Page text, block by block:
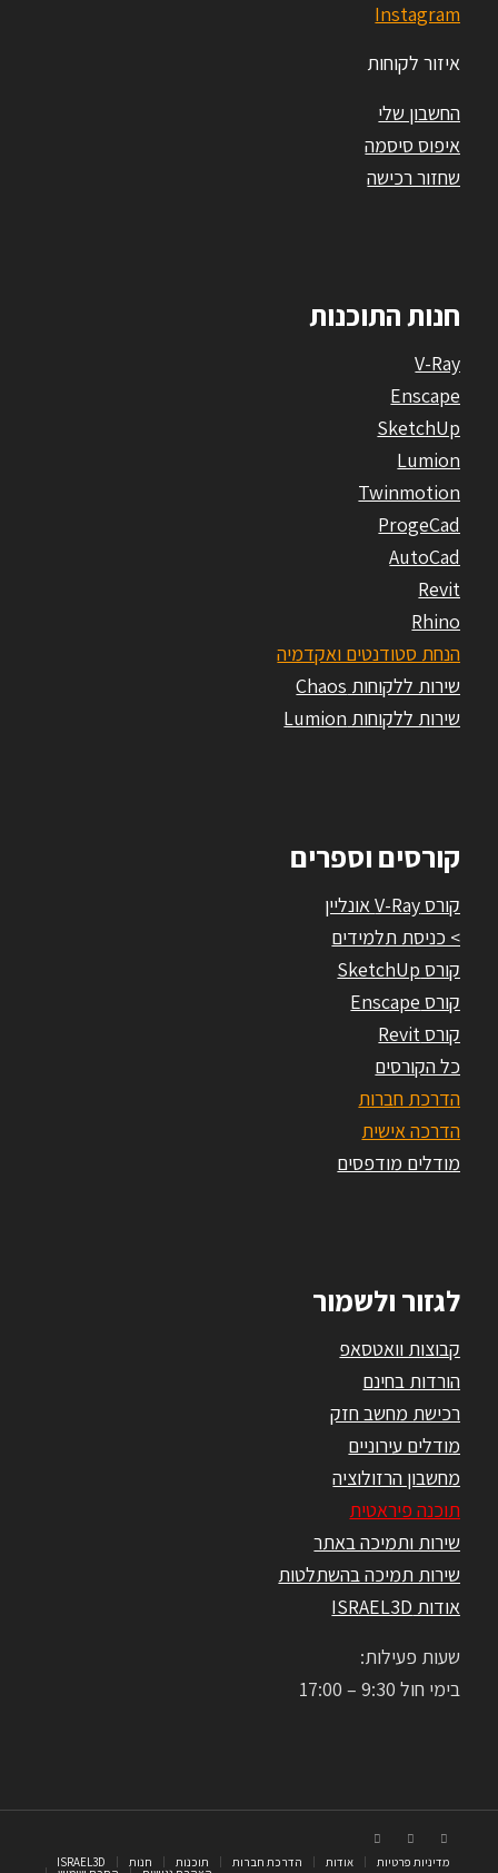
Instagram
איזור לקוחות
החשבון שלי
איפוס סיסמה
שחזור רכישה
חנות התוכנות
V-Ray
Enscape
SketchUp
Lumion
Twinmotion
ProgeCad
AutoCad
Revit
Rhino
הנחת סטודנטים ואקדמיה
שירות ללקוחות Chaos
שירות ללקוחות Lumion
קורסים וספרים
קורס V-Ray אונליין
> כניסת תלמידים
קורס SketchUp
קורס Enscape
קורס Revit
כל הקורסים
הדרכת חברות
הדרכה אישית
מודלים מודפסים
לגזור ולשמור
קבוצות וואטסאפ
הורדות בחינם
רכישת מחשב חזק
מודלים עירוניים
מחשבון הרזולוציה
תוכנה פיראטית
שירות ותמיכה באתר
שירות תמיכה בהשתלטות
אודות ISRAEL3D
שעות פעילות:
בימי חול 9:30 – 17:00
ISRAEL3D חנות תוכנות הדרכת חברות אודות מדיניות פרטיות